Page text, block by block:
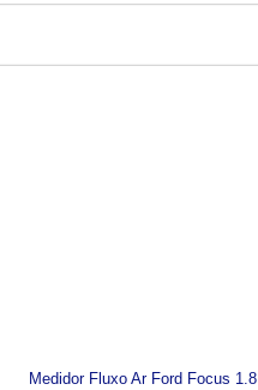
Medidor Fluxo Ar Ford Focus 1.8